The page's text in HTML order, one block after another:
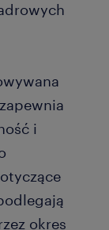
i
okres